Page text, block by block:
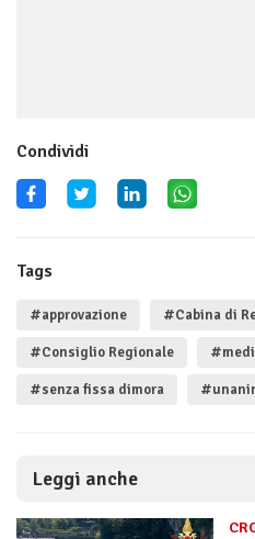
Condividi
Tags
#approvazione #Cabina di
#Consiglio Regionale
#senza fissa dimora
Leggi anche